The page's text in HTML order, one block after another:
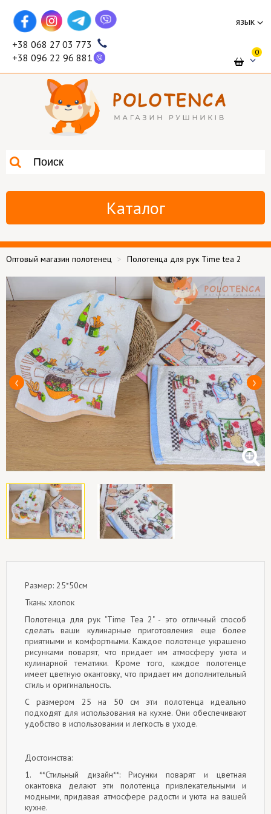
язык
+38 068 27 03 773
+38 096 22 96 881
0
Каталог
Оптовый магазин полотенец Полотенца для рук Time tea 2
Размер: 25*50см
Ткань: хлопок
Полотенца для рук "Time Tea 2" - это отличный способ
сделать ваши кулинарные приготовления еще более
приятными и комфортными. Каждое полотенце украшено
рисунками поварят, что придает им атмосферу уюта и
кулинарной тематики. Кроме того, каждое полотенце
имеет цветную окантовку, что придает им дополнительный
стиль и оригинальность.
С размером 25 на 50 см эти полотенца идеально
подходят для использования на кухне. Они обеспечивают
удобство в использовании и легкость в уходе.
Достоинства:
1. **Стильный дизайн**: Рисунки поварят и цветная
окантовка делают эти полотенца привлекательными и
модными, придавая атмосфере радости и уюта на вашей
кухне.